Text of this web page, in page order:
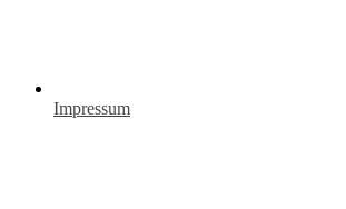
Impressum